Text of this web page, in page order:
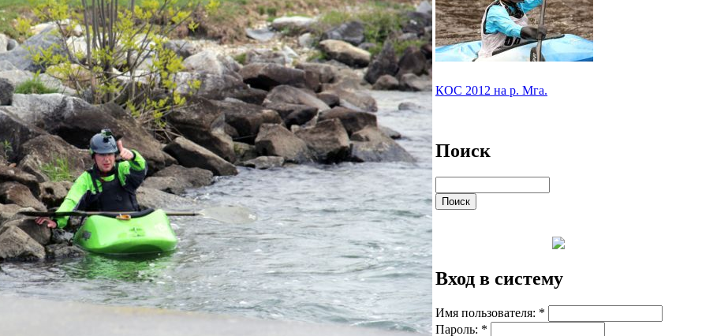
КОС 2012 на р. Мга.
Поиск
Вход в систему
Имя пользователя: *
Пароль: *